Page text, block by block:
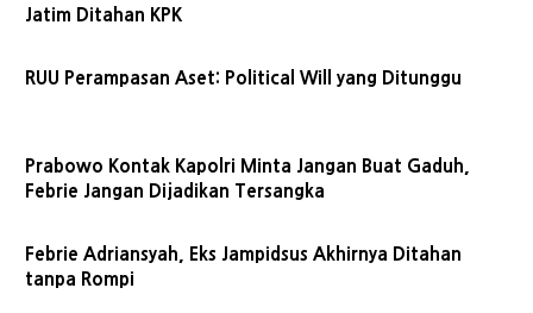
Jatim Ditahan KPK
RUU Perampasan Aset: Political Will yang Ditunggu
Prabowo Kontak Kapolri Minta Jangan Buat Gaduh,
Febrie Jangan Dijadikan Tersangka
Febrie Adriansyah, Eks Jampidsus Akhirnya Ditahan
tanpa Rompi